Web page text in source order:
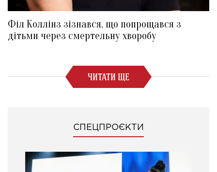
Філ Коллінз зізнався, що попрощався з
дітьми через смертельну хворобу
ЧИТАТИ ЩЕ
СПЕЦПРОЄКТИ